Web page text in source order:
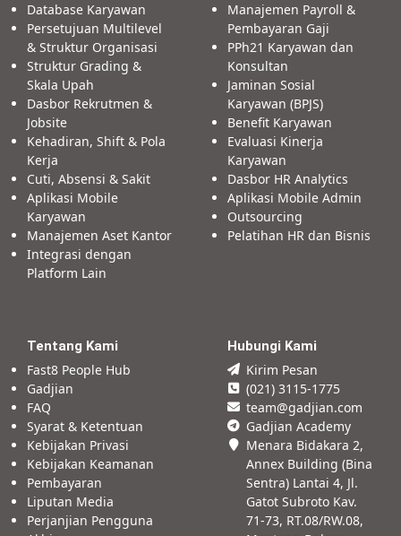
Database Karyawan
Persetujuan Multilevel
& Struktur Organisasi
Struktur Grading &
Skala Upah
Dasbor Rekrutmen &
Jobsite
Kehadiran, Shift & Pola
Kerja
Cuti, Absensi & Sakit
Aplikasi Mobile
Karyawan
Manajemen Aset Kantor
Integrasi dengan
Platform Lain
Manajemen Payroll &
Pembayaran Gaji
PPh21 Karyawan dan
Konsultan
Jaminan Sosial
Karyawan (BPJS)
Benefit Karyawan
Evaluasi Kinerja
Karyawan
Dasbor HR Analytics
Aplikasi Mobile Admin
Outsourcing
Pelatihan HR dan Bisnis
Tentang Kami
Fast8 People Hub
Gadjian
FAQ
Syarat & Ketentuan
Kebijakan Privasi
Kebijakan Keamanan
Pembayaran
Liputan Media
Perjanjian Pengguna
Hubungi Kami
Kirim Pesan
(021) 3115-1775
team@gadjian.com
Gadjian Academy
Menara Bidakara 2,
Annex Building (Bina
Sentra) Lantai 4, Jl.
Gatot Subroto Kav.
71-73, RT.08/RW.08,